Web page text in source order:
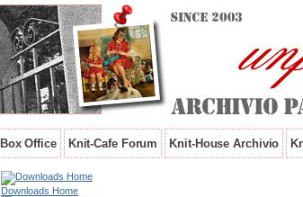
Box Office Knit-Cafe Forum Knit-House Archivio
Downloads Home